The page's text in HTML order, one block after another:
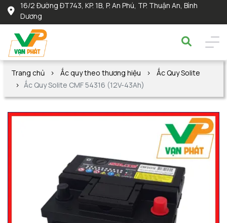
16/2 Đường ĐT743, KP. 1B, P. An Phú, TP. Thuận An, Bình
Dương
Trang chủ Ắc quy theo thương hiệu
Ắc Quy Solite
Ắc Quy Solite CMF 54316 (12V-43Ah)